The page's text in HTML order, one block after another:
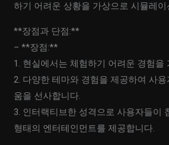
하기 어려운 상황을 가상으로 시뮬레
**장점과 단점:**
– **장점:**
1. 현실에서는 체험하기 어려운 경험을
2. 다양한 테마와 경험을 제공하여 사
움을 선사합니다.
3. 인터랙티브한 성격으로 사용자들이
형태의 엔터테인먼트를 제공합니다.